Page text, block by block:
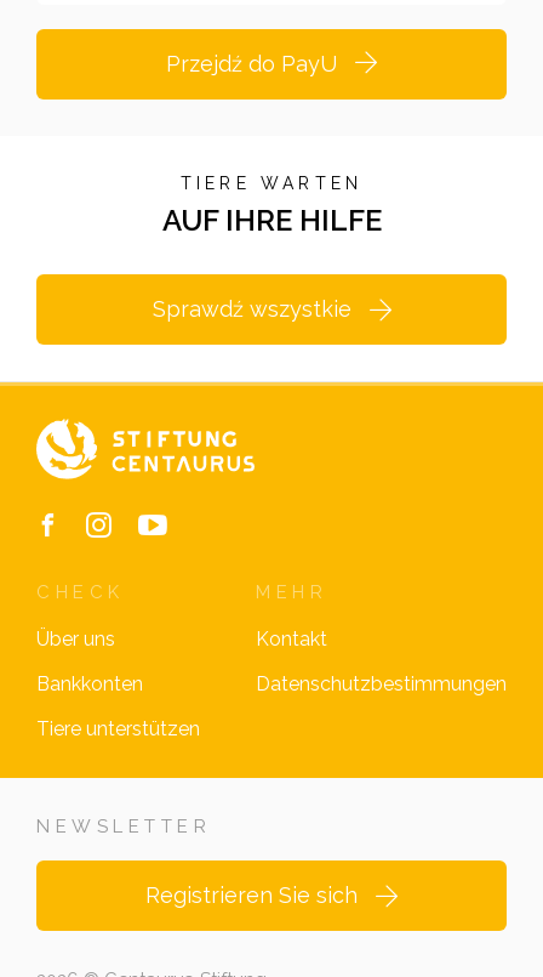
Przejdź do PayU
TIERE WARTEN
AUF IHRE HILFE
Sprawdź wszystkie
CHECK
Über uns
Bankkonten
Tiere unterstützen
MEHR
Kontakt
Datenschutzbestimmungen
NEWSLETTER
Registrieren Sie sich